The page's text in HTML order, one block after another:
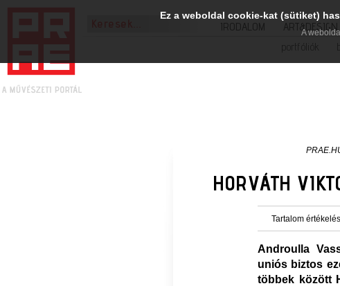
IRODALOM ART&DESIGN
portfóliók
HORVÁTH
Tartalom
Androulla
uniós biztos
többek között
Ez a weboldal cookie-kat (sütiket)
A